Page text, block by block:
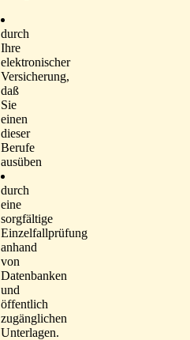
durch
Ihre
elektronischer
Versicherung,
daß
Sie
einen
dieser
Berufe
ausüben
durch
eine
sorgfältige
Einzelfallprüfung
anhand
von
Datenbanken
und
öffentlich
zugänglichen
Unterlagen.